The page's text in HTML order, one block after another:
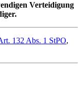
Verteidigung
132 Abs. 1 StPO,